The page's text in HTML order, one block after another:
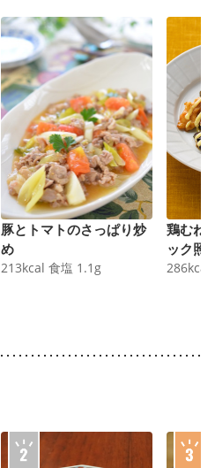
豚とトマトのさっぱり炒
め
213kcal 食塩 1.1 g
鶏むね
ック照
286kcal